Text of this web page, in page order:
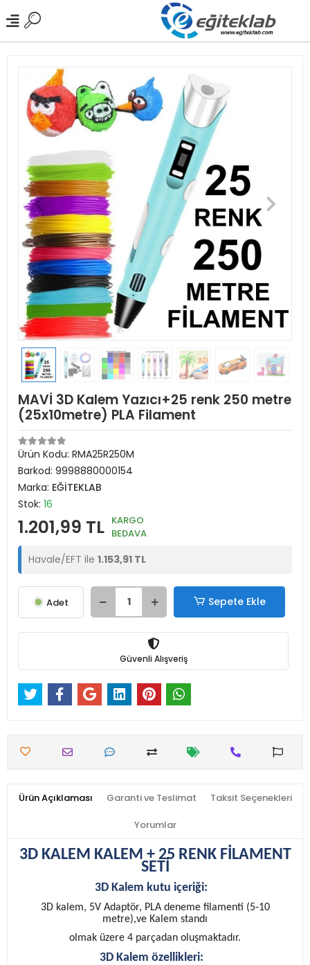
MAVİ 3D Kalem Yazıcı+25 renk 250 metre
(25x10metre) PLA Filament
Ürün Kodu: RMA25R250M
Barkod: 9998880000154
Marka: EĞİTEKLAB
Stok: 16
1.201,99 TL KARGO
BEDAVA
Havale/EFT ile 1.153,91 TL
Adet Sepete Ekle
Güvenli Alışveriş
Ürün Açıklaması Garanti ve Teslimat Taksit Seçenekleri
Yorumlar
3D KALEM KALEM + 25 RENK FİLAMENT
SETİ
3D Kalem kutu içeriği:
3D kalem, 5V Adaptör, PLA deneme filamenti (5-10
metre),ve Kalem standı
olmak üzere 4 parçadan oluşmaktadır.
3D Kalem özellikleri: